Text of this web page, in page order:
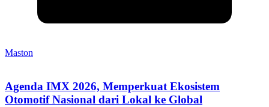
Maston
Agenda IMX 2026, Memperkuat Ekosistem
Otomotif Nasional dari Lokal ke Global